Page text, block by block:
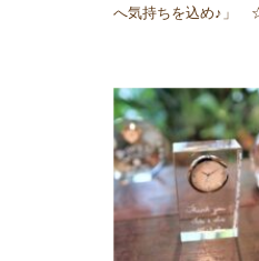
へ気持ちを込め♪」　